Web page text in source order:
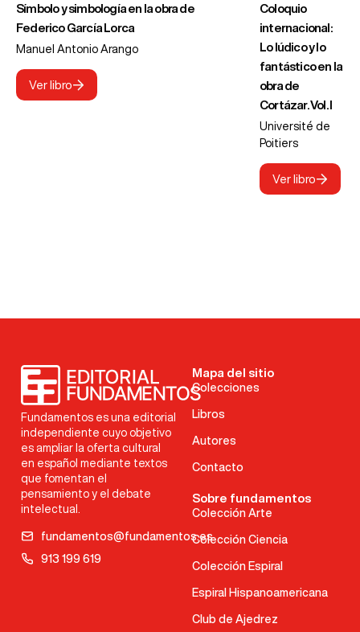
Símbolo y simbología en la obra de
Federico García Lorca
Manuel Antonio Arango
Ver libro
Coloquio
internacional:
Lo lúdico y lo
fantástico en la
obra de
Cortázar. Vol. I
Université de
Poitiers
Ver libro
Fundamentos es una editorial
independiente cuyo objetivo
es ampliar la oferta cultural
en español mediante textos
que fomentan el
pensamiento y el debate
intelectual.
fundamentos@fundamentos.es
913 199 619
Mapa del sitio
Colecciones
Libros
Autores
Contacto
Sobre fundamentos
Colección Arte
Colección Ciencia
Colección Espiral
Espiral Hispanoamericana
Club de Ajedrez